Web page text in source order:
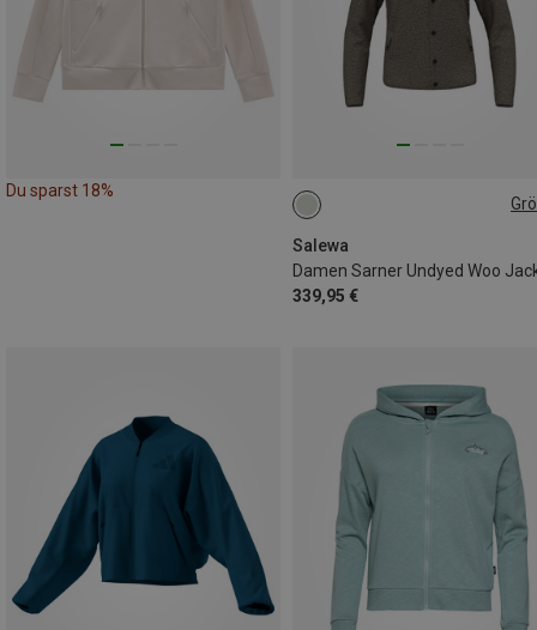
Du sparst 18%
Salewa
Damen Sarner Undyed Woo
339,95 €